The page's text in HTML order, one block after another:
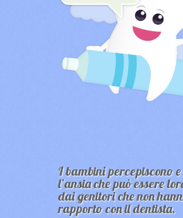
I bambini percepiscono
l’ansia che può essere
dai genitori che non
rapporto con il dentista.